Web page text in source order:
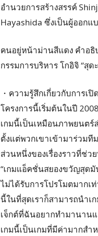
อำนวยการสร้างสรรค์
Hayashida ซึ่งเป็นผู้ออก
คนอยู่หน้าม่านสีแดง คำอธิ
กรรมการบริหาร โกอิจิ “สุด
・ความรู้สึกเกี่ยวกับการเ
โครงการนี้เริ่มต้นในปี
เกมนี้เป็นเหมือนภาพยนตร์
ตั้งแต่พวกเขาเข้ามาร่วมที
ส่วนหนึ่งของเรื่องราวที่ช่ว
“เกมแอ็คชั่นสยองขวัญสุดมั
ไม่ได้รับการโปรโมตมากเ
นี้ในที่สุดเราก็สามารถนำเ
เจ็กต์ที่ฉันอยากทำมานาน
เกมนี้เป็นเกมที่มีค่ามากสำ